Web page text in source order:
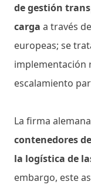
de gestión
carga a través
europeas; se
implementación
escalamiento
La firma
contenedores
la logística de
embargo, este